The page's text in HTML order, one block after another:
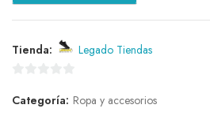
Tienda: Legado Tiendas
de
Categoría: Ropa y accesorios